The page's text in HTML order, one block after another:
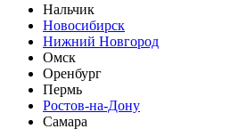
Нальчик
Новосибирск
Нижний Новгород
Омск
Оренбург
Пермь
Ростов-на-Дону
Самара